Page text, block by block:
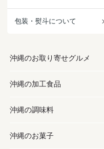
包装・熨斗について
沖縄のお取り寄せグルメ
お取り寄せグルメ
フルーツ・野菜
お肉
沖縄の加工食品
加工食品
缶詰／パウチ
沖縄の調味料
調味料
沖縄のお菓子